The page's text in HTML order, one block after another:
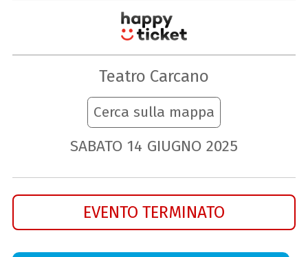
Teatro Carcano
Cerca sulla mappa
SABATO 14 GIUGNO 2025
EVENTO TERMINATO